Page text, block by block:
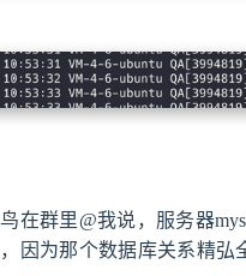
在群里@我说，服务器
因为那个数据库关系精弘